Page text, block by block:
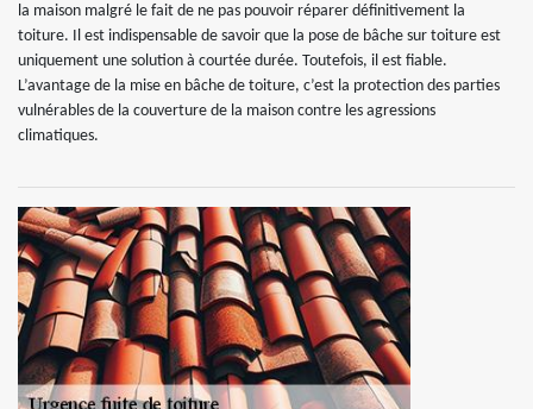
la maison malgré le fait de ne pas pouvoir réparer définitivement la
toiture. Il est indispensable de savoir que la pose de bâche sur toiture est
uniquement une solution à courtée durée. Toutefois, il est fiable.
L’avantage de la mise en bâche de toiture, c’est la protection des parties
vulnérables de la couverture de la maison contre les agressions
climatiques.